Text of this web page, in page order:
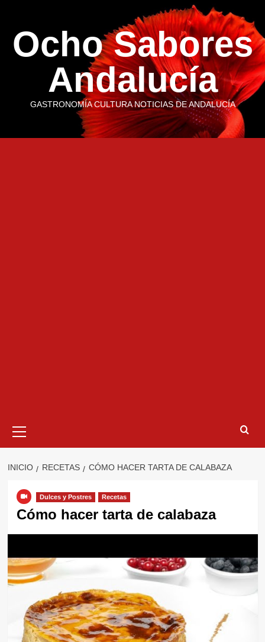
contenido
Ocho Sabores
Andalucía
GASTRONOMÍA CULTURA NOTICIAS DE ANDALUCÍA
primario
INICIO RECETAS CÓMO HACER TARTA DE CALABAZA
Dulces y Postres Recetas
Cómo hacer tarta de calabaza